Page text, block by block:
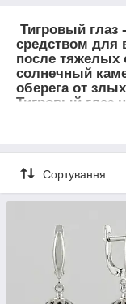
Тигровый глаз
средством для
после тяжелых
солнечный
оберега от
Тигровый глаз
верят, что
хобби связаны
повышенным
тигровым
Сортування